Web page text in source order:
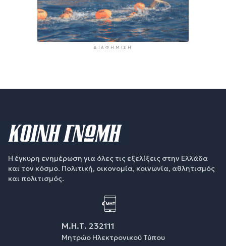
ΔΙΑΦΉΜΙΣΗ
Η έγκυρη ενημέρωση για όλες τις εξελίξεις στην Ελλάδα
και τον κόσμο. Πολιτική, οικονομία, κοινωνία, αθλητισμός
και πολιτισμός.
Μ.Η.Τ. 232111
Μητρώο Ηλεκτρονικού Τύπου